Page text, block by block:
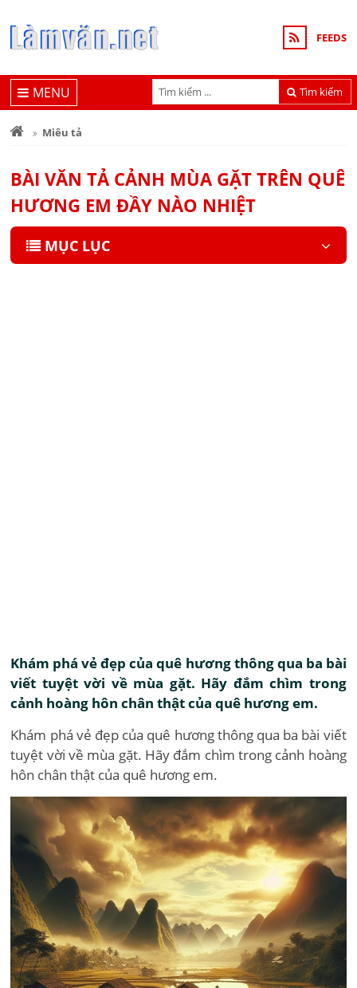
FEEDS
Tìm kiếm
MENU
Miêu tả
BÀI VĂN TẢ CẢNH MÙA GẶT TRÊN QUÊ
HƯƠNG EM ĐẦY NÀO NHIỆT
MỤC LỤC
Khám phá vẻ đẹp của quê hương thông qua ba bài
viết tuyệt vời về mùa gặt. Hãy đắm chìm trong
cảnh hoàng hôn chân thật của quê hương em.
Khám phá vẻ đẹp của quê hương thông qua ba bài viết
tuyệt vời về mùa gặt. Hãy đắm chìm trong cảnh hoàng
hôn chân thật của quê hương em.